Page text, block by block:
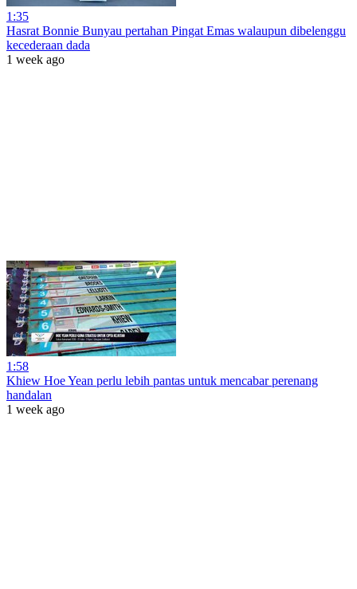
1:35
Hasrat Bonnie Bunyau pertahan Pingat Emas walaupun dibelenggu
kecederaan dada
1 week ago
1:58
Khiew Hoe Yean perlu lebih pantas untuk mencabar perenang
handalan
1 week ago